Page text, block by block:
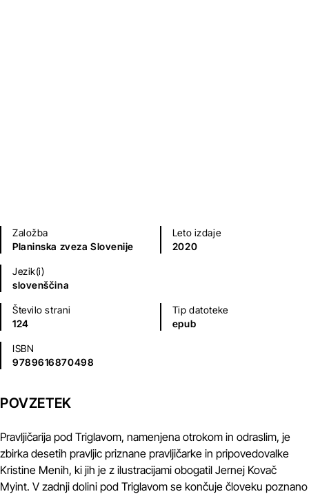
Založba
Planinska zveza Slovenije
Leto izdaje
2020
Jezik(i)
slovenščina
Število strani
124
Tip datoteke
epub
ISBN
9789616870498
POVZETEK
Pravljičarija pod Triglavom, namenjena otrokom in odraslim, je
zbirka desetih pravljic priznane pravljičarke in pripovedovalke
Kristine Menih, ki jih je z ilustracijami obogatil Jernej Kovač
Myint. V zadnji dolini pod Triglavom se končuje človeku poznano